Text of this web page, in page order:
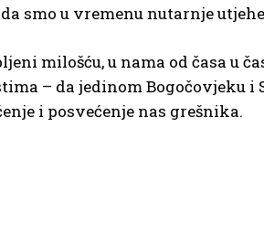
smo u vremenu nutarnje
milošću, u nama od časa u
– da jedinom Bogočovjeku i
i posvećenje nas grešnika.